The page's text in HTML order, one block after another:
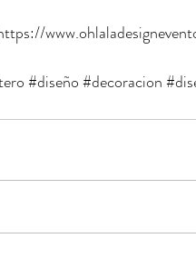
#diseño#decoracion